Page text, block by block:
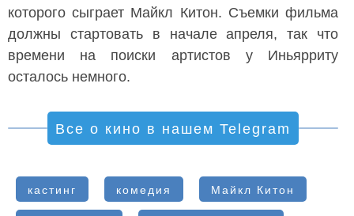
которого сыграет Майкл Китон. Съемки фильма
должны стартовать в начале апреля, так что
времени на поиски артистов у Иньярриту
осталось немного.
Все о кино в нашем Telegram
кастинг комедия Майкл Китон